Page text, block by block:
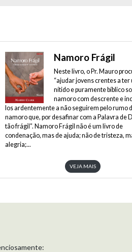
Namoro Frágil
Neste livro, o Pr. Mauro
“ajudar jovens crentes a ter
nítido e puramente bíblico
namoro com descrente e
los ardentemente a não seguirem pelo rumo
namoro que, por desafinar com a Palavra de
tão frágil”. Namoro Frágil não é um livro de
condenação, mas de ajuda; não de tristeza,
alegria;...
VEJA MAIS